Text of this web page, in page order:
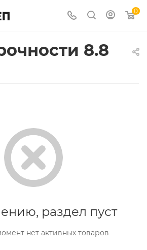
0
8.8
раздел пуст
нет активных товаров